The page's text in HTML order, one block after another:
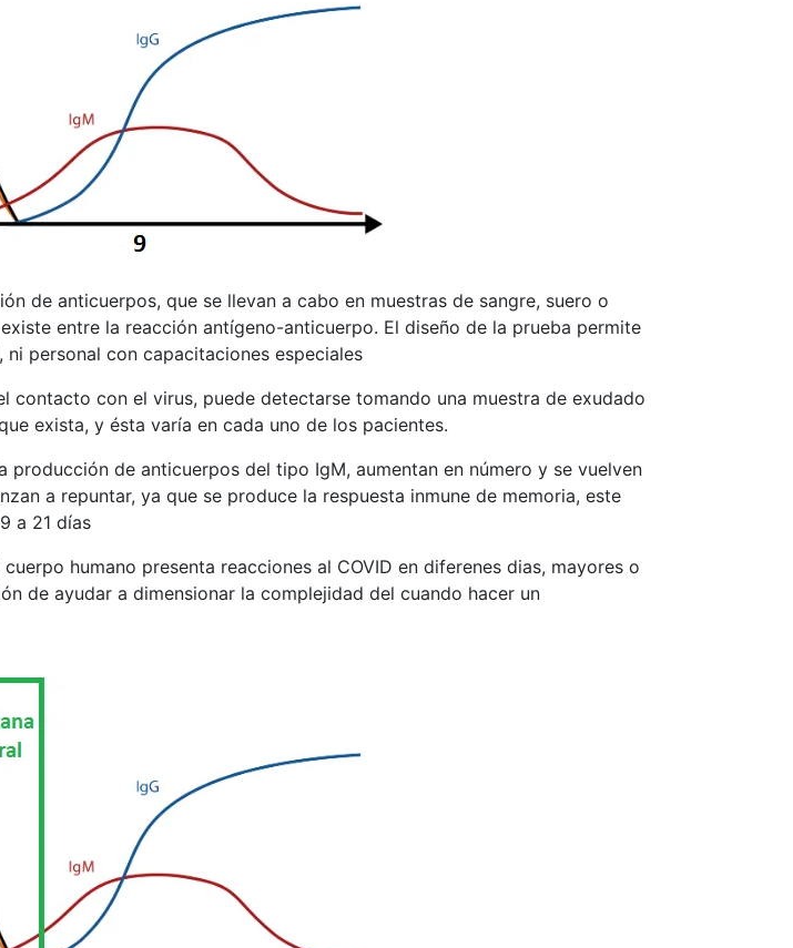
de anticuerpos, que se llevan a cabo en muestras de sangre, suero o
entre la reacción antígeno-anticuerpo. El diseño de la prueba permite
personal con capacitaciones especiales
contacto con el virus, puede detectarse tomando una muestra de exudado
exista, y ésta varía en cada uno de los pacientes.
de anticuerpos del tipo IgM, aumentan en número y se vuelven
a repuntar, ya que se produce la respuesta inmune de memoria, este
a 21 días
cuerpo humano presenta reacciones al COVID en diferenes dias, mayores o
de ayudar a dimensionar la complejidad del cuando hacer un